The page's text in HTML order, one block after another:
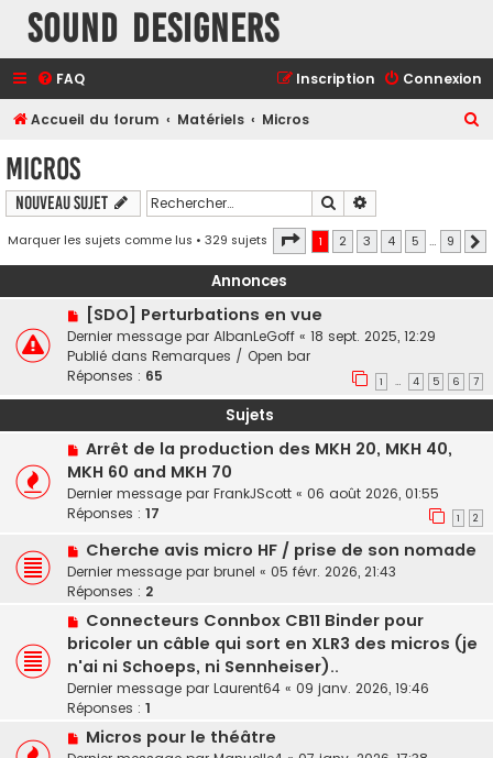
Sound Designers
FAQ Connexion
Inscription
Accueil du forum Matériels Micros
e
r
r
Micros
Nouveau sujet Rechercher
Marquer les sujets comme lus • 329 sujets Page 1sur9
1 2 3 4 5 … 9
Annonces
[SDO] Perturbations en vue
Dernier message par AlbanLeGoff « 18 sept. 2025, 12:29
Publié dans Remarques / Open bar
Réponses : 65 1 … 4 5 6 7
Sujets
Arrêt de la production des MKH 20, MKH 40,
MKH 60 and MKH 70
Dernier message par FrankJScott « 06 août 2026, 01:55
Réponses : 17 1 2
Cherche avis micro HF / prise de son nomade
Dernier message par brunel « 05 févr. 2026, 21:43
Réponses : 2
Connecteurs Connbox CB11 Binder pour
bricoler un câble qui sort en XLR3 des micros (je
n'ai ni Schoeps, ni Sennheiser)..
Dernier message par Laurent64 « 09 janv. 2026, 19:46
Réponses : 1
Micros pour le théâtre